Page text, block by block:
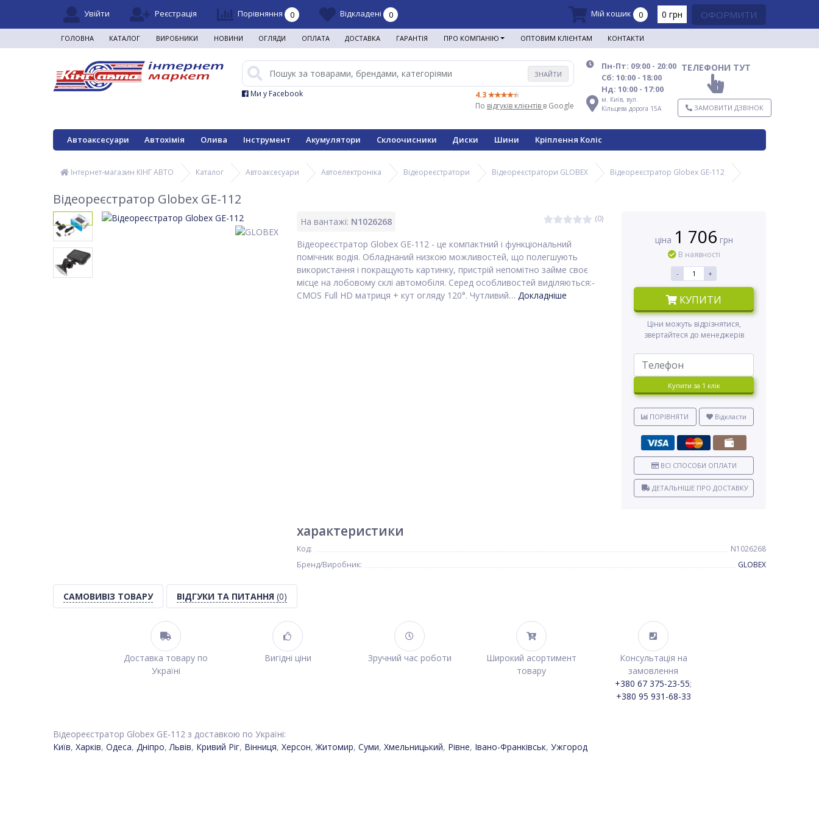
Увійти Реєстрація Порівняння 0 Відкладені 0 Мій кошик 0 0 грн ОФОРМИТИ
ГОЛОВНА КАТАЛОГ ВИРОБНИКИ НОВИНИ ОГЛЯДИ ОПЛАТА ДОСТАВКА ГАРАНТІЯ ПРО КОМПАНІЮ ОПТОВИМ КЛІЄНТАМ КОНТАКТИ
ЗНАЙТИ
4.3
По відгуків клієнтів в Google
Ми у Facebook
Пн-Пт: 09:00 - 20:00
Сб: 10:00 - 18:00
Нд: 10:00 - 17:00
м. Київ, вул.
Кільцева дорога 15А
ТЕЛЕФОНИ ТУТ
ЗАМОВИТИ ДЗВІНОК
Автоаксесуари Автохімія Олива Інструмент Акумулятори Склоочисники Диски Шини Кріплення Коліс
Інтернет-магазин КІНГ АВТО Каталог Автоаксесуари Автоелектроніка Відеореєстратори Відеореєстратори GLOBEX Відеореєстратор Globex GE-112
Відеореєстратор Globex GE-112
На вантажі: N1026268 (0)
Відеореєстратор Globex GE-112 - це компактний і функціональний
помічник водія. Обладнаний низкою можливостей, що полегшують
використання і покращують картинку, пристрій непомітно займе своє
місце на лобовому склі автомобіля. Серед особливостей виділяються:-
CMOS Full HD матриця + кут огляду 120°. Чутливий… Докладніше
ціна 1 706 грн
В наявності
- +
КУПИТИ
Ціни можуть відрізнятися,
звертайтеся до менеджерів
Купити за 1 клiк
ПОРІВНЯТИ Відкласти
ВСІ СПОСОБИ ОПЛАТИ
ДЕТАЛЬНІШЕ ПРО ДОСТАВКУ
характеристики
Код:
N1026268
Бренд/Виробник:
GLOBEX
САМОВИВІЗ ТОВАРУ ВІДГУКИ ТА ПИТАННЯ (0)
Доставка товару по
Україні
Вигідні ціни Зручний час роботи
Широкий асортимент
товару
Консультація на
замовлення
+380 67 375-23-55;
+380 95 931-68-33
Відеореєстратор Globex GE-112 з доставкою по Україні:
Київ, Харків, Одеса, Дніпро,Львів, Кривий Ріг, Вінниця, Херсон,Житомир, Суми, Хмельницький, Рівне, Івано-Франківськ, Ужгород